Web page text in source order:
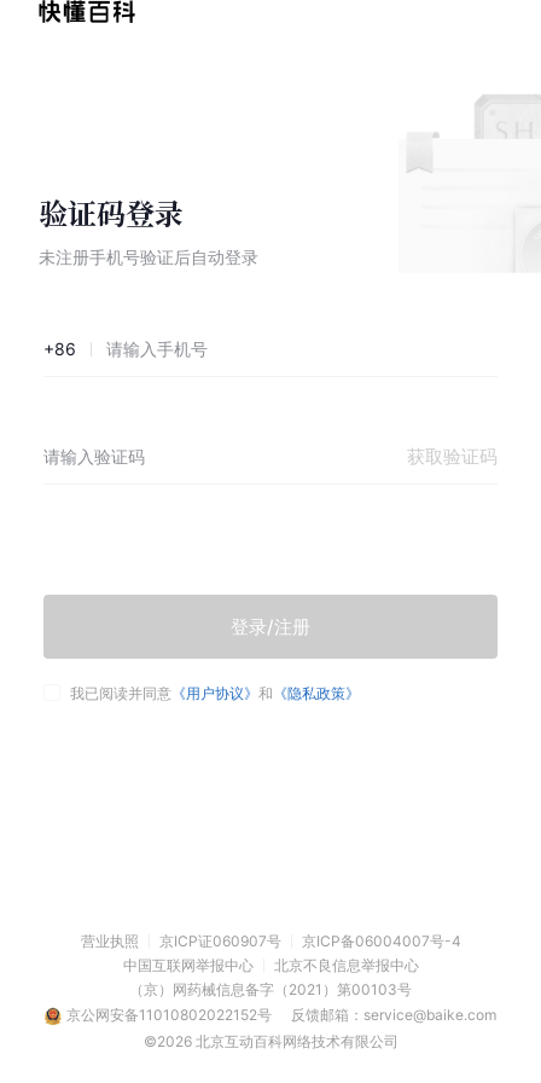
验证码登录
未注册手机号验证后自动登录
+86
获取验证码
我已阅读并同意 《用户协议》 和 《隐私政策》
登录/注册
营业执照 京ICP证060907号
京ICP备06004007号-4
中国互联网举报中心
北京不良信息举报中心
（京）网药械信息备字（2021）第00103号
京公网安备11010802022152号
反馈邮箱：service@baike.com
©2026 北京互动百科网络技术有限公司